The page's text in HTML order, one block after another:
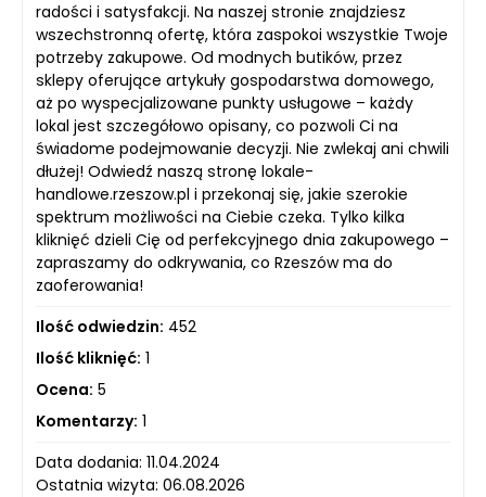
radości i satysfakcji. Na naszej stronie znajdziesz
wszechstronną ofertę, która zaspokoi wszystkie Twoje
potrzeby zakupowe. Od modnych butików, przez
sklepy oferujące artykuły gospodarstwa domowego,
aż po wyspecjalizowane punkty usługowe – każdy
lokal jest szczegółowo opisany, co pozwoli Ci na
świadome podejmowanie decyzji. Nie zwlekaj ani chwili
dłużej! Odwiedź naszą stronę lokale-
handlowe.rzeszow.pl i przekonaj się, jakie szerokie
spektrum możliwości na Ciebie czeka. Tylko kilka
kliknięć dzieli Cię od perfekcyjnego dnia zakupowego –
zapraszamy do odkrywania, co Rzeszów ma do
zaoferowania!
Ilość odwiedzin: 452
Ilość kliknięć: 1
Ocena: 5
Komentarzy: 1
Data dodania: 11.04.2024
Ostatnia wizyta: 06.08.2026